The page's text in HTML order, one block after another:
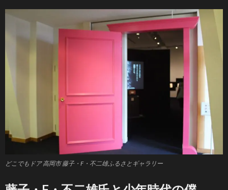
どこでもドア 高岡市 藤子・F・不二雄ふるさとギャラリー